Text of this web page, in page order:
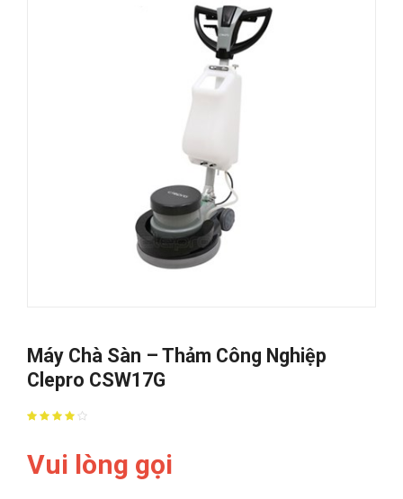
Máy Chà Sàn – Thảm Công Nghiệp
Clepro CSW17G
Vui lòng gọi